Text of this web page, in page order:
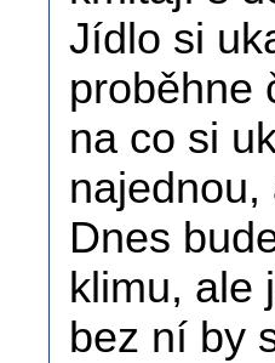
Jídlo si
proběhne
na co si
Dnes
klimu, ale
bez ní by